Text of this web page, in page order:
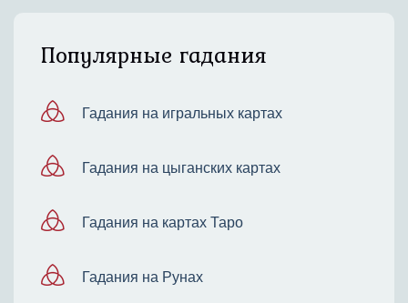
Популярные гадания
Гадания на игральных картах
Гадания на цыганских картах
Гадания на картах Таро
Гадания на Рунах